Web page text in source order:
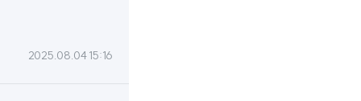
2025.08.04 15:16